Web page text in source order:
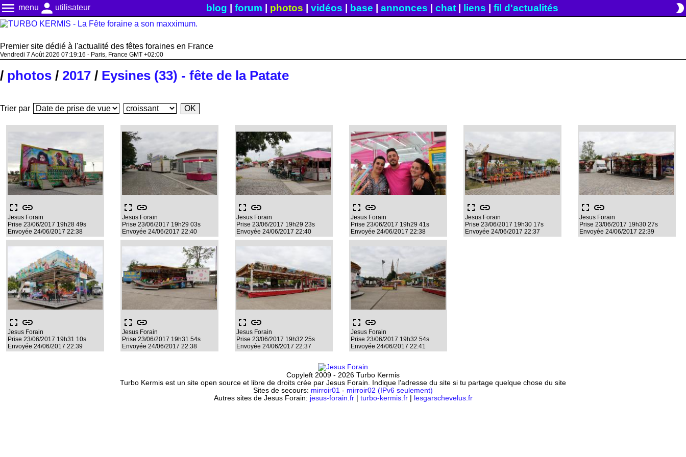
menu menu person utilisateur blog forum photos vidéos base annonces chat| liens fil d'actualités brightness_2
Premier site dédié à l'actualité des fêtes foraines en France
Vendredi 7 Août 2026 07:19:16 - Paris, France GMT +02:00
/ photos / 2017 / Eysines (33) - fête de la Patate
Trier par
fullscreen link
Jesus Forain
Prise 23/06/2017 19h28 49s
Envoyée 24/06/2017 22:38
fullscreen link
Jesus Forain
Prise 23/06/2017 19h29 03s
Envoyée 24/06/2017 22:40
fullscreen link
Jesus Forain
Prise 23/06/2017 19h29 23s
Envoyée 24/06/2017 22:40
fullscreen link
Jesus Forain
Prise 23/06/2017 19h29 41s
Envoyée 24/06/2017 22:38
fullscreen link
Jesus Forain
Prise 23/06/2017 19h30 17s
Envoyée 24/06/2017 22:37
fullscreen link
Jesus Forain
Prise 23/06/2017 19h30 27s
Envoyée 24/06/2017 22:39
fullscreen link
Jesus Forain
Prise 23/06/2017 19h31 10s
Envoyée 24/06/2017 22:39
fullscreen link
Jesus Forain
Prise 23/06/2017 19h31 54s
Envoyée 24/06/2017 22:38
fullscreen link
Jesus Forain
Prise 23/06/2017 19h32 25s
Envoyée 24/06/2017 22:37
fullscreen link
Jesus Forain
Prise 23/06/2017 19h32 54s
Envoyée 24/06/2017 22:41
Copyleft 2009 - 2026 Turbo Kermis
Turbo Kermis est un site open source et libre de droits crée par Jesus Forain. Indique l'adresse du site si tu partage quelque chose du site
Sites de secours: mirroir01 - mirroir02 (IPv6 seulement)
Autres sites de Jesus Forain: jesus-forain.fr| turbo-kermis.fr| lesgarschevelus.fr